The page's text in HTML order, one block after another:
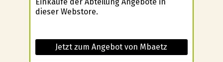
dieser Webstore.
Jetzt zum Angebot von Mbaetz